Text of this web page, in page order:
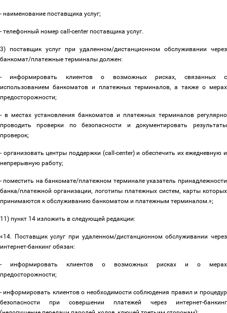
- наименование поставщика услуг;
- телефонный номер сall-center поставщика услуг.
3) поставщик услуг при удаленном/дистанционном обслуживании через
банкомат/платежные терминалы должен:
- информировать клиентов о возможных рисках, связанных с
использованием банкоматов и платежных терминалов, а также о мерах
предосторожности;
- в местах установления банкоматов и платежных терминалов регулярно
проводить проверки по безопасности и документировать результаты
проверок;
- организовать центры поддержки (сall-center) и обеспечить их ежедневную и
непрерывную работу;
- поместить на банкомате/платежном терминале указатель принадлежности
банка/платежной организации, логотипы платежных систем, карты которых
принимаются к обслуживанию банкоматом и платежным терминалом.»;
11) пункт 14 изложить в следующей редакции:
«14. Поставщик услуг при удаленном/дистанционном обслуживании через
интернет-банкинг обязан:
- информировать клиентов о возможных рисках и о мерах
предосторожности;
- информировать клиентов о необходимости соблюдения правил и процедур
безопасности при совершении платежей через интернет-банкинг